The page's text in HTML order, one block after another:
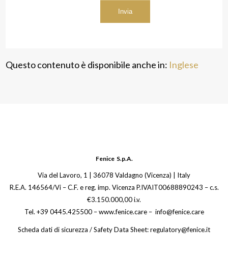
Questo contenuto è disponibile anche in: Inglese
Fenice S.p.A.
Via del Lavoro, 1 | 36078 Valdagno (Vicenza) | Italy
R.E.A. 146564/Vi – C.F. e reg. imp. Vicenza P.IVAIT00688890243 – c.s.
€3.150.000,00 i.v.
Tel. +39 0445.425500 – www.fenice.care – info@fenice.care
Scheda dati di sicurezza / Safety Data Sheet: regulatory@fenice.it